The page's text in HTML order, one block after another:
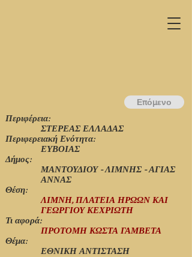
Περιφέρεια:
ΕΥΒΟΙΑΣ
ΣΤΕΡΕΑΣ ΕΛΛΑΔΑΣ
Περιφερειακή Ενότητα:
ΜΑΝΤΟΥΔΙΟΥ - ΛΙΜΝΗΣ - ΑΓΙΑΣ
ΑΝΝΑΣ
Δήμος:
Θέση:
ΛΙΜΝΗ, ΠΛΑΤΕΙΑ ΗΡΩΩΝ ΚΑΙ
ΓΕΩΡΓΙΟΥ ΚΕΧΡΙΩΤΗ
Τι αφορά:
ΠΡΟΤΟΜΗ ΚΩΣΤΑ ΓΑΜΒΕΤΑ
Θέμα:
ΕΘΝΙΚΗ ΑΝΤΙΣΤΑΣΗ
Επόμενο